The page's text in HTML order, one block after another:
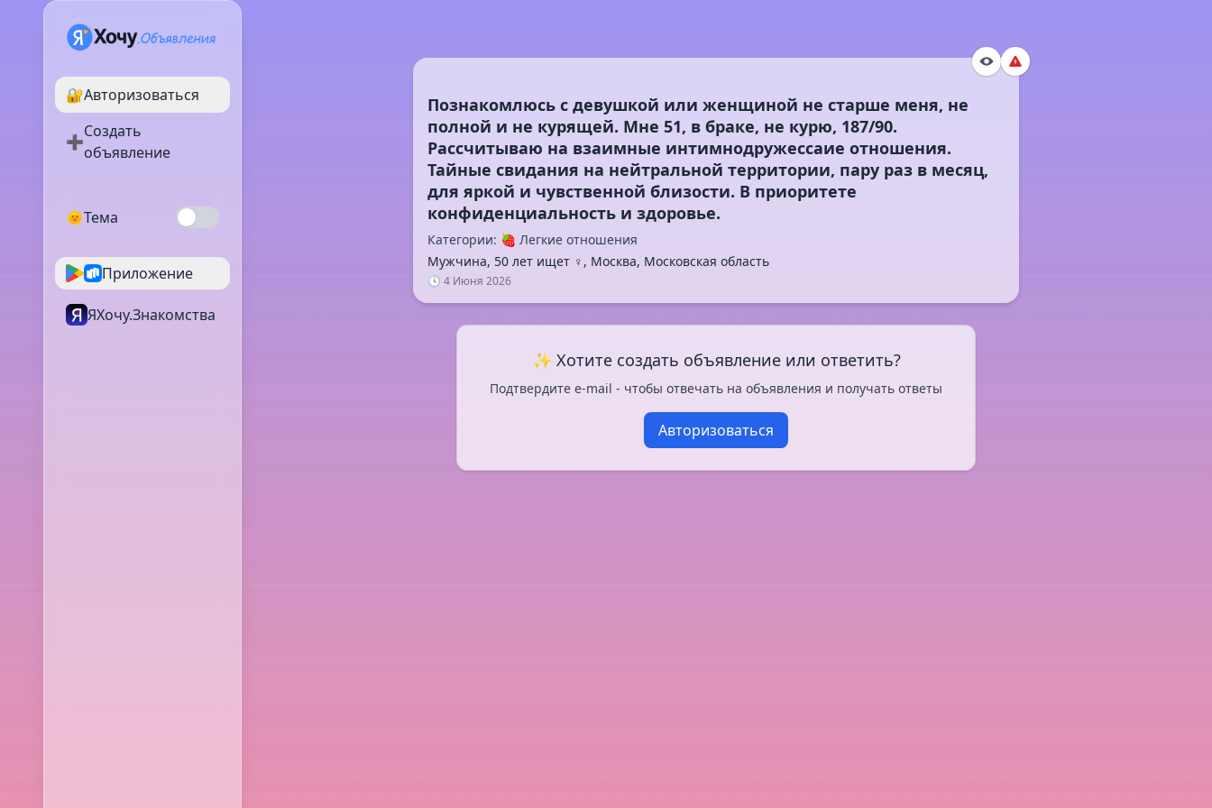
🔐Авторизоваться
➕
Создать
объявление
🌞Тема
Приложение
ЯХочу.Знакомства
Познакомлюсь с девушкой или женщиной не старше меня, не
полной и не курящей. Мне 51, в браке, не курю, 187/90.
Рассчитываю на взаимные интимнодружессаие отношения.
Тайные свидания на нейтральной территории, пару раз в месяц,
для яркой и чувственной близости. В приоритете
Категории: 🍓 Легкие отношения
Мужчина, 50 лет ищет ♀️, Москва, Московская область
🕓 4 Июня 2026
✨ Хотите создать объявление или ответить?
Подтвердите e-mail - чтобы отвечать на объявления и получать ответы
Авторизоваться